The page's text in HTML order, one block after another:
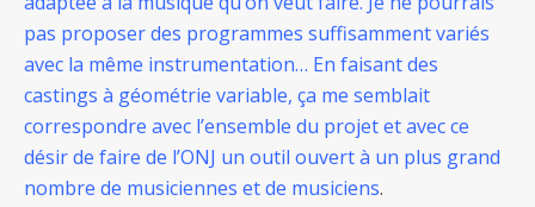
pas proposer des programmes suffisamment variés
avec la même instrumentation… En faisant des
castings à géométrie variable, ça me semblait
correspondre avec l’ensemble du projet et avec ce
désir de faire de l’ONJ un outil ouvert à un plus grand
nombre de musiciennes et de musiciens.